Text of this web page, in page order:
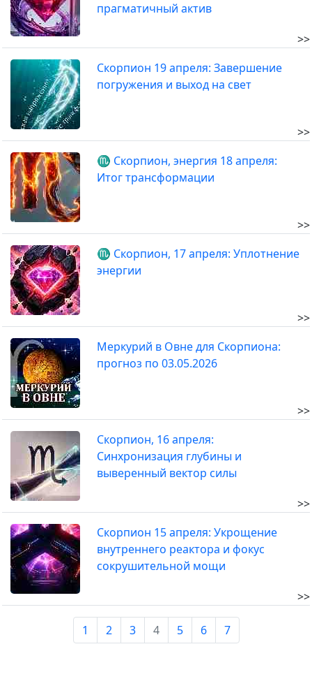
прагматичный актив
>>
Скорпион 19 апреля: Завершение
погружения и выход на свет
>>
♏ Скорпион, энергия 18 апреля:
Итог трансформации
>>
♏ Скорпион, 17 апреля: Уплотнение
энергии
>>
Меркурий в Овне для Скорпиона:
прогноз по 03.05.2026
>>
Скорпион, 16 апреля:
Синхронизация глубины и
выверенный вектор силы
>>
Скорпион 15 апреля: Укрощение
внутреннего реактора и фокус
сокрушительной мощи
>>
1 2 3 4 5 6 7